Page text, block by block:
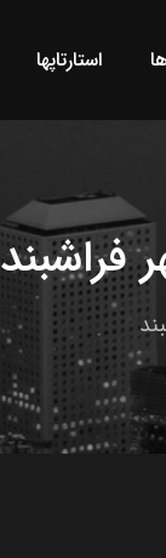
استارتاپها
فراشبند